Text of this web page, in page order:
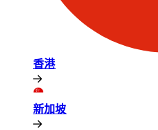
香港​​
新加坡​​